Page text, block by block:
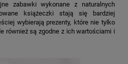
zabawki wykonane z naturalnych
książeczki stają się bardziej
wybierają prezenty, które nie tylko
również są zgodne z ich wartościami i